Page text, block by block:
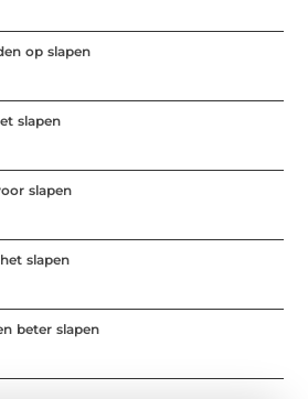
op slapen
slapen
slapen
slapen
beter slapen